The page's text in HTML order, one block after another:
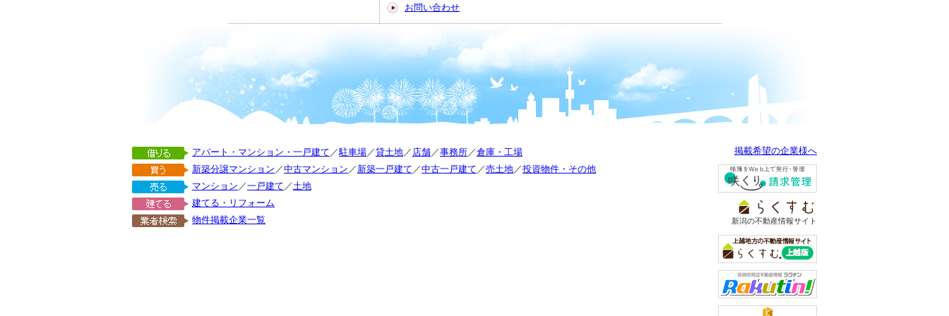
お問い合わせ
アパート・マンション・一戸建て ／駐車場／貸土地／ 店舗／事務所／倉庫・工場
新築分譲マンション ／中古マンション ／ 新築一戸建て ／中古一戸建て ／売土地／投資物件・その他
マンション ／一戸建て ／土地
建てる・リフォーム
物件掲載企業一覧
掲載希望の企業様へ
新潟の不動産情報サイト